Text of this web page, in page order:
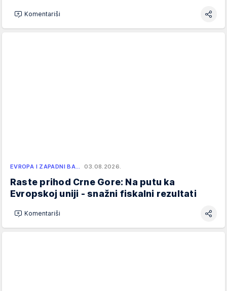
Komentariši
EVROPA I ZAPADNI BA… 03.08.2026.
Raste prihod Crne Gore: Na putu ka
Evropskoj uniji - snažni fiskalni rezultati
Komentariši